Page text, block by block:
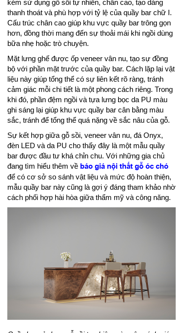
kèm sử dụng gỗ sồi tự nhiên, chân cao, tạo dáng
thanh thoát và phù hợp với tỷ lệ của quầy bar chữ I.
Cấu trúc chân cao giúp khu vực quầy bar trông gọn
hơn, đồng thời mang đến sự thoải mái khi ngồi dùng
bữa nhẹ hoặc trò chuyện.
Mặt lưng ghế được ốp veneer vân nu, tạo sự đồng
bộ với phần mặt trước của quầy bar. Cách lặp lại vật
liệu này giúp tổng thể có sự liên kết rõ ràng, tránh
cảm giác mỗi chi tiết là một phong cách riêng. Trong
khi đó, phần đệm ngồi và tựa lưng bọc da PU màu
ghi sáng lại giúp khu vực quầy bar cân bằng màu
sắc, tránh để tổng thể quá nặng về sắc nâu của gỗ.
Sự kết hợp giữa gỗ sồi, veneer vân nu, đá Onyx,
đèn LED và da PU cho thấy đây là một mẫu quầy
bar được đầu tư khá chỉn chu. Với những gia chủ
đang tìm hiểu thêm về báo giá nội thất gỗ óc chó
để có cơ sở so sánh vật liệu và mức độ hoàn thiện,
mẫu quầy bar này cũng là gợi ý đáng tham khảo nhờ
cách phối hợp hài hòa giữa thẩm mỹ và công năng.